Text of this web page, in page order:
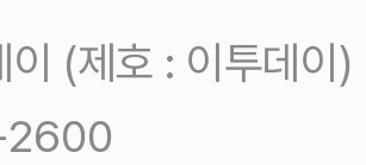
이 (제호 : 이투데